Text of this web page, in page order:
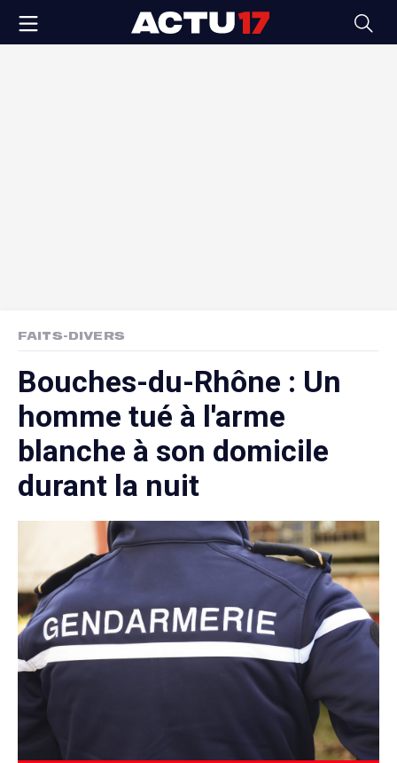
FAITS-DIVERS
Bouches-du-Rhône : Un
homme tué à l'arme
blanche à son domicile
durant la nuit